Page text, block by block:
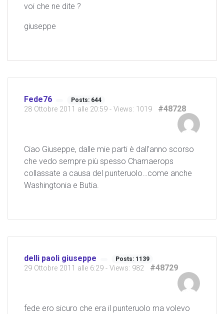
voi che ne dite ?
giuseppe
Fede76 Posts: 644
28 Ottobre 2011 alle 20:59 - Views: 1019 #48728
Ciao Giuseppe, dalle mie parti è dall’anno scorso
che vedo sempre più spesso Chamaerops
collassate a causa del punteruolo…come anche
Washingtonia e Butia.
delli paoli giuseppe Posts: 1139
29 Ottobre 2011 alle 6:29 - Views: 982 #48729
fede ero sicuro che era il punteruolo ma volevo